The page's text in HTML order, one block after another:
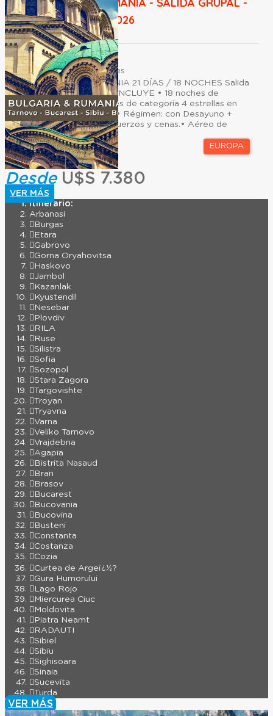
EUROPA
16 DE AGOSTO 2026
Duración:
21Días18Noches
BULGARIA & RUMANIA 21 DÍAS / 18 NOCHES Salida
16 de Agosto 2026 INCLUYE • 18 noches de
alojamiento en hoteles de categoría 4 estrellas en
Habitación Standard.• Régimen: con Desayuno +
12 comidas entre almuerzos y cenas.• Aéreo de
Luftansa en Cabina...
Desde U$S 7.380
VER MÁS
Itinerario:
Arbanasi
Burgas
Etara
Gabrovo
Gorna Oryahovitsa
Haskovo
Jambol
Kazanlak
Kyustendil
Nesebar
Plovdiv
RILA
Ruse
Silistra
Sofia
Sozopol
Stara Zagora
Targovishte
Troyan
Tryavna
Varna
Veliko Tarnovo
Vrajdebna
Agapia
Bistrita Nasaud
Bran
Brasov
Bucarest
Bucovania
Bucovina
Busteni
Constanta
Costanza
Cozia
Curtea de Argeï¿½?
Gura Humorului
Lago Rojo
Miercurea Ciuc
Moldovita
Piatra Neamt
RADAUTI
Sibiel
Sibiu
Sighisoara
Sinaia
Sucevita
Turda
VER MÁS